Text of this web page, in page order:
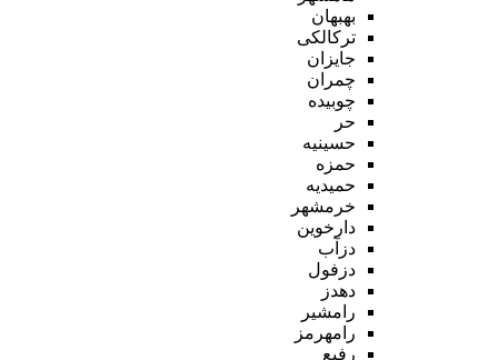
بهبهان
ترکالکی
جایزان
چمران
چوبیده
حر
حسینیه
حمزه
حمیدیه
خرمشهر
دارخوین
دزآب
دزفول
دهدز
رامشیر
رامهرمز
رفیع